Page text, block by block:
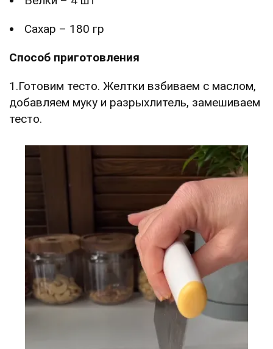
Сахар – 180 гр
Способ приготовления
1.Готовим тесто. Желтки взбиваем с маслом,
добавляем муку и разрыхлитель, замешиваем
тесто.